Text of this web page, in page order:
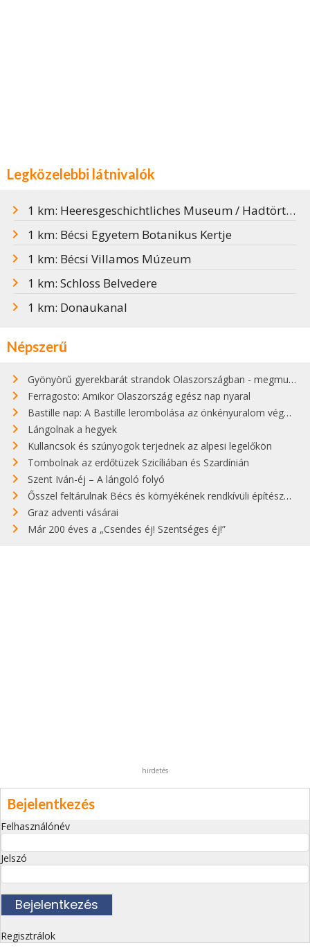
Legközelebbi látnivalók
1 km: Heeresgeschichtliches Museum / Hadtörténeti Múzeum
1 km: Bécsi Egyetem Botanikus Kertje
1 km: Bécsi Villamos Múzeum
1 km: Schloss Belvedere
1 km: Donaukanal
Népszerű
Gyönyörű gyerekbarát strandok Olaszországban - megmutatjuk a 15 legjobbat
Ferragosto: Amikor Olaszország egész nap nyaral
Bastille nap: A Bastille lerombolása az önkényuralom végét jelentette
Lángolnak a hegyek
Kullancsok és szúnyogok terjednek az alpesi legelőkön
Tombolnak az erdőtüzek Szicíliában és Szardínián
Szent Iván-éj – A lángoló folyó
Ősszel feltárulnak Bécs és környékének rendkívüli építészeti kincsei
Graz adventi vásárai
Már 200 éves a „Csendes éj! Szentséges éj!”
hirdetés
Bejelentkezés
Felhasználónév
Jelszó
Regisztrálok